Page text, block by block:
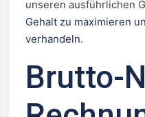
unseren ausführlichen
Gehalt zu maximieren
verhandeln.
Brutto-